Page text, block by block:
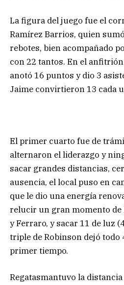
La figura del juego fue el
Ramírez Barrios, quien
rebotes, bien acompañado
con 22 tantos. En el
anotó 16 puntos y dio 3
Jaime convirtieron 13 cada
El primer cuarto fue de
alternaron el liderazgo y
sacar grandes distancias,
ausencia, el local puso en
que le dio una energía
relucir un gran momento de
y Ferraro, y sacar 11 de luz
triple de Robinson dejó todo
primer tiempo.
Regatasmantuvo la